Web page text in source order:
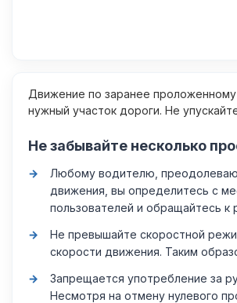
Движение по заранее
нужный участок дороги. Не
Не забывайте несколько
Любому водителю,
движения, вы определитесь с
пользователей и обращайтесь
Не превышайте скоростной
скорости движения. Таким
Запрещается употребление за
Несмотря на отмену нулевого